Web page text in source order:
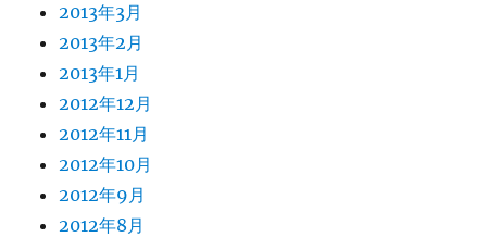
2013年3月
2013年2月
2013年1月
2012年12月
2012年11月
2012年10月
2012年9月
2012年8月